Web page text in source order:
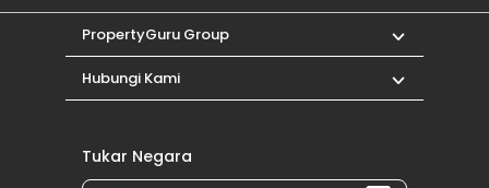
PropertyGuru Group
Hubungi Kami
Tukar Negara